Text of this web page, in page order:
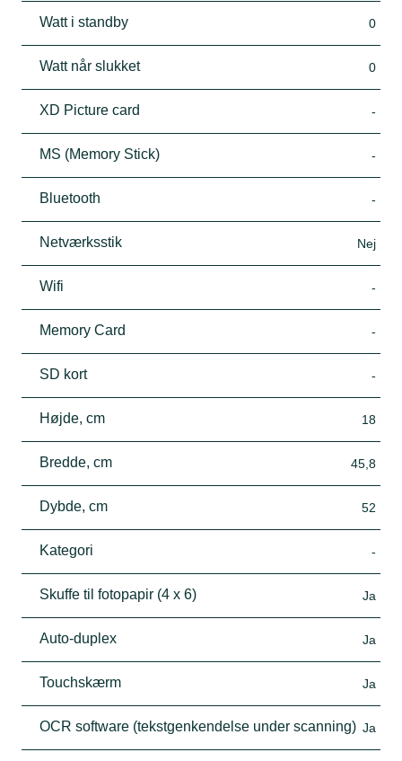
Watt i standby 0
Watt når slukket 0
XD Picture card -
MS (Memory Stick) -
Bluetooth -
Netværksstik Nej
Wifi -
Memory Card -
SD kort -
Højde, cm 18
Bredde, cm 45,8
Dybde, cm 52
Kategori -
Skuffe til fotopapir (4 x 6) Ja
Auto-duplex Ja
Touchskærm Ja
OCR software (tekstgenkendelse under scanning) Ja